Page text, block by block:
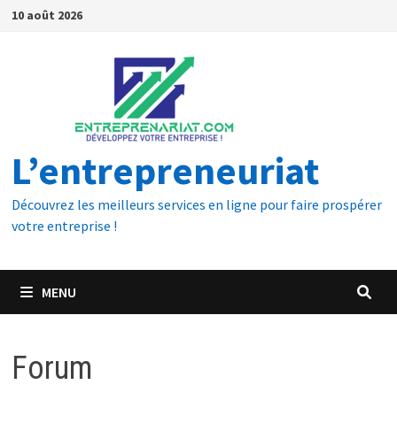
10 août 2026
L’entrepreneuriat
Découvrez les meilleurs services en ligne pour faire prospérer
votre entreprise !
MENU
Forum